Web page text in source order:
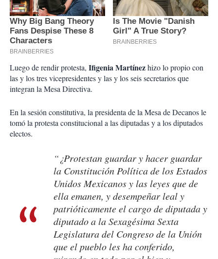
Luego de rendir protesta, Ifigenia Martínezhizo lo propio con
las y los tres vicepresidentes y las y los seis secretarios que
integran la Mesa Directiva.
En la sesión constitutiva, la presidenta de la Mesa de Decanos le
tomó la protesta constitucional a las diputadas y a los diputados
electos.
“¿Protestan guardar y hacer guardar
la Constitución Política de los Estados
Unidos Mexicanos y las leyes que de
ella emanen, y desempeñar leal y
patrióticamente el cargo de diputada y
diputado a la Sexagésima Sexta
Legislatura del Congreso de la Unión
que el pueblo les ha conferido,